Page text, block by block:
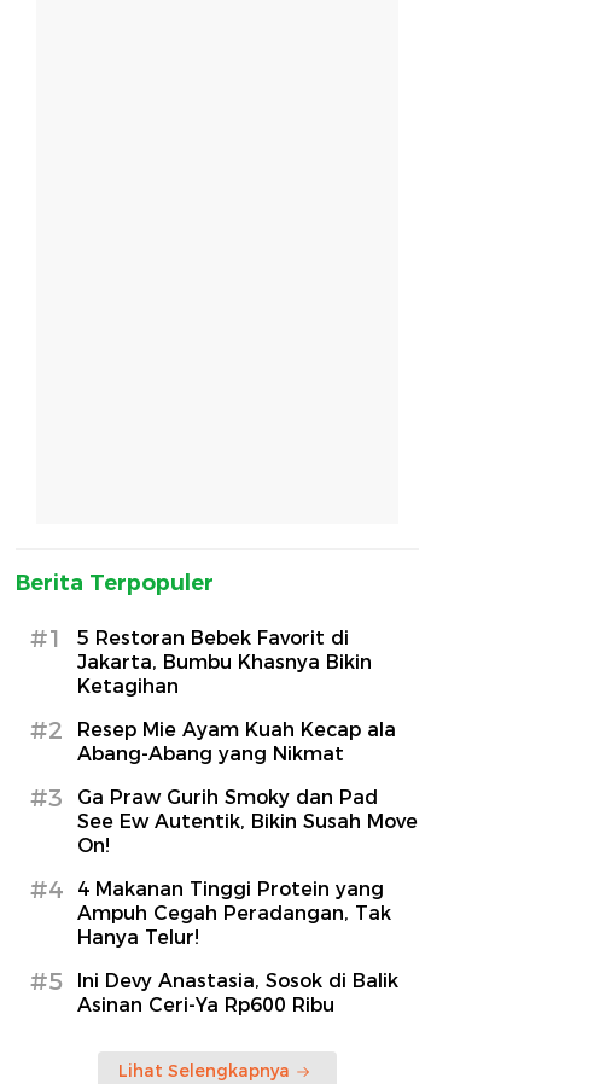
Berita Terpopuler
#1
5 Restoran Bebek Favorit di
Jakarta, Bumbu Khasnya Bikin
Ketagihan
#2
Resep Mie Ayam Kuah Kecap ala
Abang-Abang yang Nikmat
#3
Ga Praw Gurih Smoky dan Pad
See Ew Autentik, Bikin Susah Move
On!
#4
4 Makanan Tinggi Protein yang
Ampuh Cegah Peradangan, Tak
Hanya Telur!
#5
Ini Devy Anastasia, Sosok di Balik
Asinan Ceri-Ya Rp600 Ribu
Lihat Selengkapnya